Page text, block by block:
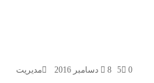
مدیریت 8 دسامبر 2016 0
5